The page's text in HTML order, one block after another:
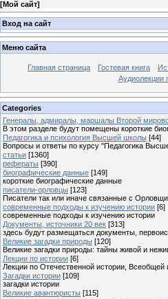
[Мой сайт]
Вход на сайт
Меню сайта
Главная страница Гостевая книга
Аудиолекции
Categories
Генералы, адмиралы, маршалы Второй
В этом разделе будут помещены короткие
Педагогика и психология Высшей школы [44]
Вопросы и ответы по курсу "Педагогика
статьи [1360]
рефераты [390]
биографические данные [149]
короткие биографические данные
писатели-орловцы [123]
Писатели так или иначе связанные с
современные подходы к изучению истории [6]
современные подходы к изучению истории
Документы, источники 20 век [313]
здесь будут размещаться документы,
Великие загадки природы [120]
Великие загадки природы: тайны живой и
Лекции по истории [6]
Лекции по Отечественной истории, Всеобщей
Загадки истории [109]
загадки истории
Великие авантюристы [115]